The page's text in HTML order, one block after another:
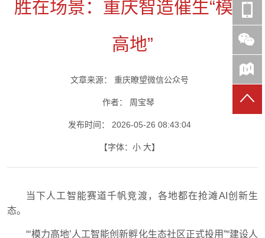
干部任免
七一视角
人才工作
作风建设
党刊好文
党史参阅
七一文学
七一号
胜在场景：重庆智造催生“模力
高地”
文章来源： 重庆瞭望微信公众号
作者： 周宝琴
发布时间： 2026-05-26 08:43:04
【字体： 小 大】
当下人工智能赛道千帆竞渡，各地都在抢滩AI创新生
态。
“‘模力高地’人工智能创新孵化生态社区正式投用”“建设人